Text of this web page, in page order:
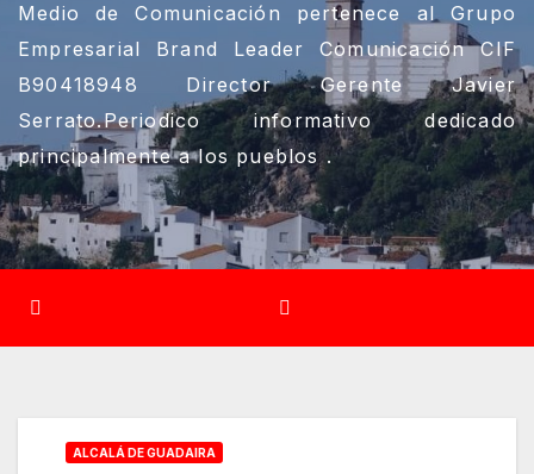
Medio de Comunicación pertenece al Grupo
Empresarial Brand Leader Comunicación CIF
B90418948 Director Gerente Javier
Serrato.Periodico informativo dedicado
principalmente a los pueblos .
ALCALÁ DE GUADAIRA